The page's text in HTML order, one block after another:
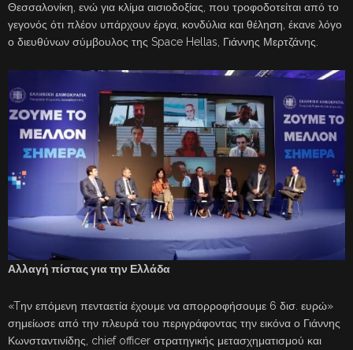
Θεσσαλονίκη, ενώ για κλίμα αισιοδοξίας, που τροφοδοτείται από το
γεγονός ότι πλέον υπάρχουν έργα, κονδύλια και θέληση, έκανε λόγο
ο διευθύνων σύμβουλος της Space Hellas, Γιάννης Μερτζάνης.
Αλλαγή πίστας για την Ελλάδα
«Tην επόμενη πενταετία έχουμε να απορροφήσουμε 6 δισ. ευρώ»
σημείωσε από την πλευρά του περιγράφοντας την εικόνα ο Γιάννης
Κωνσταντινίδης, chief officer στρατηγικής μετασχηματισμού και